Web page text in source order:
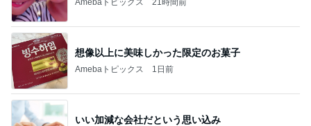
想像以上に美味しかった限定のお菓子
Amebaトピックス 1日前
いい加減な会社だという思い込み